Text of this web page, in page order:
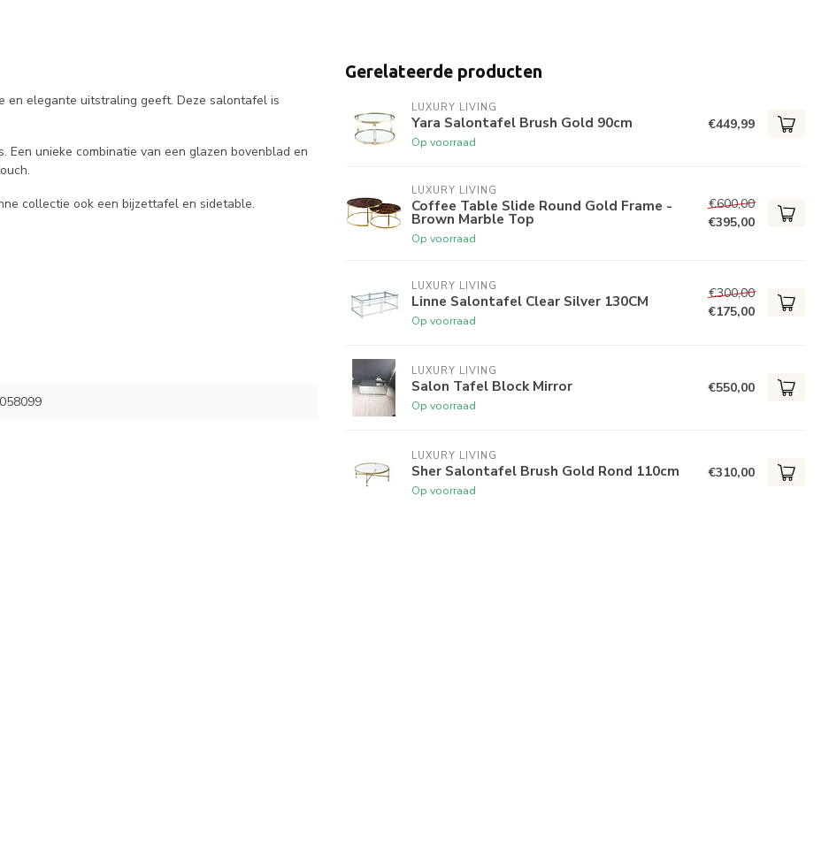
en elegante uitstraling geeft. Deze salontafel is
unieke combinatie van een glazen bovenblad en
collectie ook een bijzettafel en sidetable.
Gerelateerde producten
LUXURY LIVING
Yara Salontafel Brush Gold 90cm
Op voorraad
€449,99
LUXURY LIVING
Coffee Table Slide Round Gold Frame -
Brown Marble Top
Op voorraad
€600,00
€395,00
LUXURY LIVING
Linne Salontafel Clear Silver 130CM
Op voorraad
€300,00
€175,00
LUXURY LIVING
Salon Tafel Block Mirror
Op voorraad
€550,00
LUXURY LIVING
Sher Salontafel Brush Gold Rond 110cm
Op voorraad
€310,00